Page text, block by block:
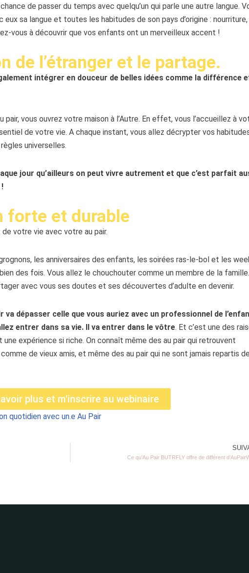
de passer du temps avec quelqu’un qui parle une autre langue.
sa langue et toutes les habitudes de son pays d’origine : nourriture,
vous à découvrir que vos enfants ont un merveilleux accent !
de l’étranger et le partage.
intégrer en douceur de belles idées comme la différence
pair, vous ouvrez votre maison à l’Autre. En effet, vous l’accueillez à
de votre vie. A chaque instant, vous allez décrypter vos
universelles.
jour qu’ailleurs on peut vivre autrement et que c’est parfait
forte et durable
votre vie avec votre au pair.
les anniversaires des enfants, les soirées ras-le-bol et les
des fois. Vous allez le chouchouter comme un membre de la famille.
avec vous ses doutes et ses découvertes d’adulte en devenir.
dépasser celle que vous auriez avec un professionnel de
entrer dans sa vie. Il va entrer dans le vôtre. Et c’est une des
expérience si riche. On connaît même des au pair qui retrouvent
de vieux amis, et même des au pair qui ne sont jamais repartis de
plus et m'inscrire au webinaire
quotidien avec un.e Au Pair
Ce qu’Au Pair BUTRFLY offre de différent